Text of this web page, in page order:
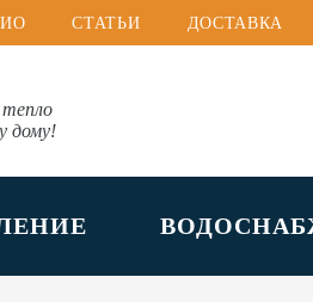
СТАТЬИ ДОСТАВКА
дому!